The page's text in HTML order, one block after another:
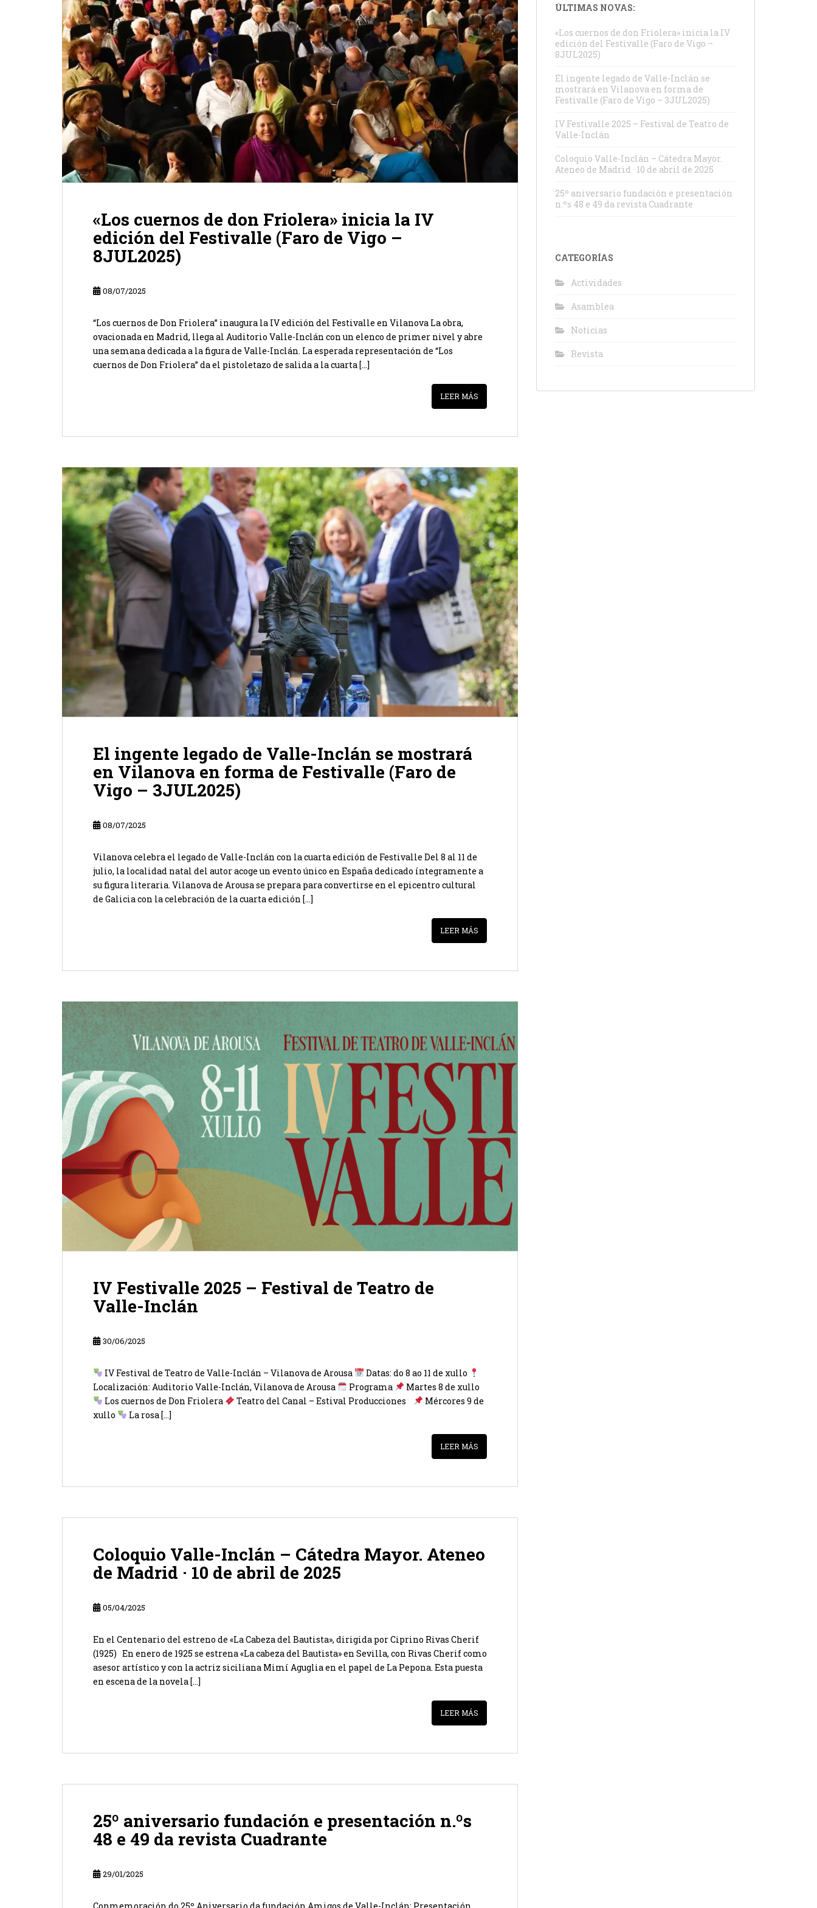
«Los cuernos de don Friolera» inicia la IV
edición del Festivalle (Faro de Vigo –
8JUL2025)
08/07/2025
“Los cuernos de Don Friolera” inaugura la IV edición del Festivalle en Vilanova La obra,
ovacionada en Madrid, llega al Auditorio Valle-Inclán con un elenco de primer nivel y abre
una semana dedicada a la figura de Valle-Inclán. La esperada representación de “Los
cuernos de Don Friolera” da el pistoletazo de salida a la cuarta […]
LEER MÁS
El ingente legado de Valle-Inclán se mostrará
en Vilanova en forma de Festivalle (Faro de
Vigo – 3JUL2025)
08/07/2025
Vilanova celebra el legado de Valle-Inclán con la cuarta edición de Festivalle Del 8 al 11 de
julio, la localidad natal del autor acoge un evento único en España dedicado íntegramente a
su figura literaria. Vilanova de Arousa se prepara para convertirse en el epicentro cultural
de Galicia con la celebración de la cuarta edición […]
LEER MÁS
IV Festivalle 2025 – Festival de Teatro de
Valle-Inclán
30/06/2025
IV Festival de Teatro de Valle-Inclán – Vilanova de Arousa
Datas: do 8 ao 11 de xullo
Localización: Auditorio Valle-Inclán, Vilanova de Arousa
Programa
Martes 8 de xullo
Los cuernos de Don Friolera
Teatro del Canal – Estival Producciones
Mércores 9 de
xullo
La rosa […]
LEER MÁS
Coloquio Valle-Inclán – Cátedra Mayor. Ateneo
de Madrid · 10 de abril de 2025
05/04/2025
En el Centenario del estreno de «La Cabeza del Bautista», dirigida por Ciprino Rivas Cherif
(1925) En enero de 1925 se estrena «La cabeza del Bautista» en Sevilla, con Rivas Cherif como
asesor artístico y con la actriz siciliana Mimí Aguglia en el papel de La Pepona. Esta puesta
en escena de la novela […]
LEER MÁS
25º aniversario fundación e presentación n.ºs
48 e 49 da revista Cuadrante
29/01/2025
ÚLTIMAS NOVAS:
«Los cuernos de don Friolera» inicia la IV
edición del Festivalle (Faro de Vigo –
8JUL2025)
El ingente legado de Valle-Inclán se
mostrará en Vilanova en forma de
Festivalle (Faro de Vigo – 3JUL2025)
IV Festivalle 2025 – Festival de Teatro de
Valle-Inclán
Coloquio Valle-Inclán – Cátedra Mayor.
Ateneo de Madrid · 10 de abril de 2025
25º aniversario fundación e presentación
n.ºs 48 e 49 da revista Cuadrante
CATEGORÍAS
Actividades
Asamblea
Noticias
Revista